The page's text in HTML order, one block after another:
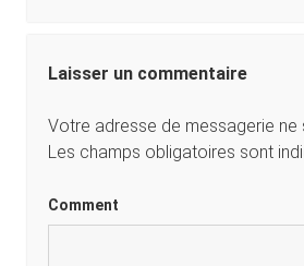
Laisser un commentaire
Votre adresse de messagerie ne
Les champs obligatoires sont
Comment